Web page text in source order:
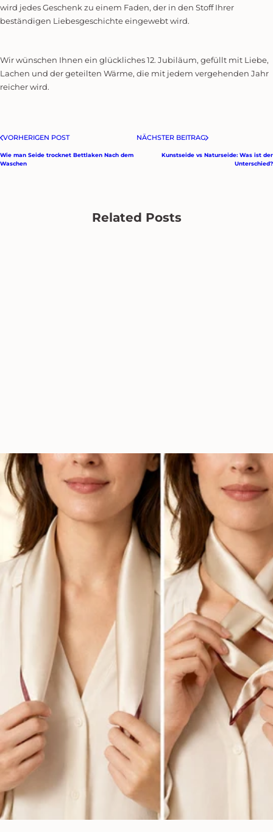
wird jedes Geschenk zu einem Faden, der in den Stoff Ihrer
beständigen Liebesgeschichte eingewebt wird.
Wir wünschen Ihnen ein glückliches 12. Jubiläum, gefüllt mit Liebe,
Lachen und der geteilten Wärme, die mit jedem vergehenden Jahr
reicher wird.
VORHERIGEN POST
Wie man Seide trocknet Bettlaken Nach dem
Waschen
NÄCHSTER BEITRAG
Kunstseide vs Naturseide: Was ist der
Unterschied?
Related Posts